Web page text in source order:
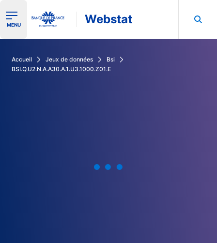
Ouvrir le menu de navigation
MENU Webstat
Accueil Jeux de données
Bsi
BSI.Q.U2.N.A.A30.A.1.U3.1000.Z01.E